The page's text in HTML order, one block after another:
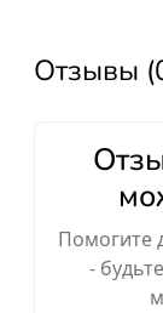
Отзывы
Помогите
-